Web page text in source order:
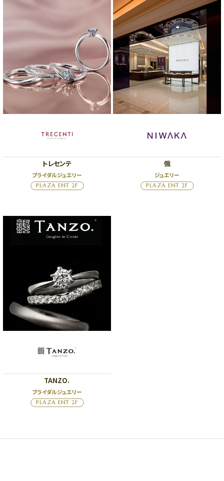
トレセンテ
ブライダルジュエリー
PLAZA ENT 2F
俄
ジュエリー
PLAZA ENT 2F
TANZO.
ブライダルジュエリー
PLAZA ENT 2F